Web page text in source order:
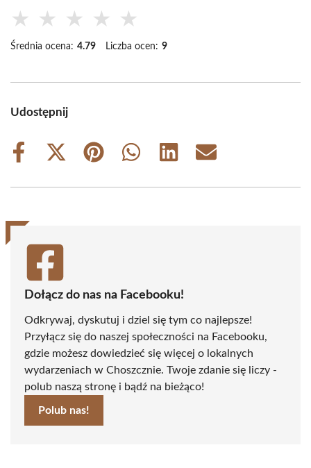
★ ★ ★ ★ ★
Średnia ocena: 4.79 Liczba ocen: 9
Udostępnij
Share
Share
(Twitter)
Share
Share
Share
Share
Dołącz do nas na Facebooku!
Odkrywaj, dyskutuj i dziel się tym co najlepsze!
Przyłącz się do naszej społeczności na Facebooku,
gdzie możesz dowiedzieć się więcej o lokalnych
wydarzeniach w Choszcznie. Twoje zdanie się liczy -
polub naszą stronę i bądź na bieżąco!
Polub nas!